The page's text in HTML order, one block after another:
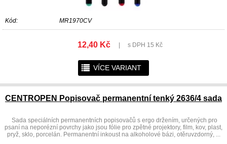
Kód: MR1970CV
12,40 Kč s DPH 15 Kč
r VÍCE VARIANT
CENTROPEN Popisovač permanentní tenký 2636/4 sada
Sada speciálních permanentních popisovačů s ergo držením, určených pro
psaní na neporézní povrchy jako jsou fólie pro zpětné projektory, film, kov, plast,
pryž, sklo, porcelán. Permanentní inkoust na alkoholové bázi, otěruvzdorný, ...